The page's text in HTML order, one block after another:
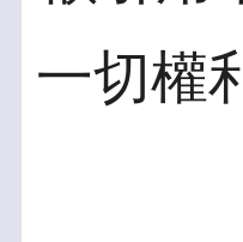
一切權